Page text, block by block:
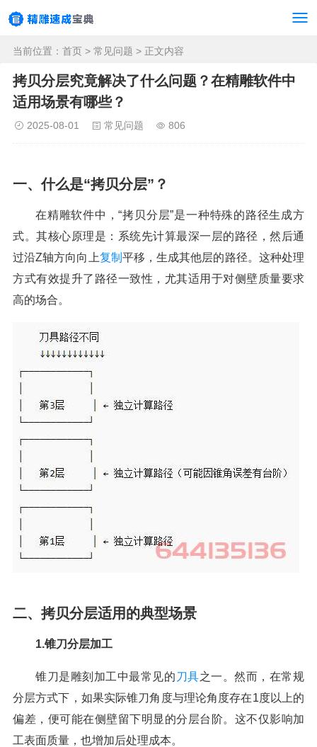
当前位置： 首页 > 常见问题 > 正文内容
拷贝分层究竟解决了什么问题？在精雕软件中
适用场景有哪些？
2025-08-01 常见问题 806
一、什么是“拷贝分层”？
在精雕软件中，“拷贝分层”是一种特殊的路径生成方
式。其核心原理是：系统先计算最深一层的路径，然后通
过沿Z轴方向向上复制 平移，生成其他层的路径。这种处理
方式有效提升了路径一致性，尤其适用于对侧壁质量要求
高的场合。
二、拷贝分层适用的典型场景
1.锥刀分层加工
锥刀是雕刻加工中最常见的 刀具之一。然而，在常规
分层方式下，如果实际锥刀角度与理论角度存在1度以上的
偏差，便可能在侧壁留下明显的分层台阶。这不仅影响加
工表面质量，也增加后处理成本。